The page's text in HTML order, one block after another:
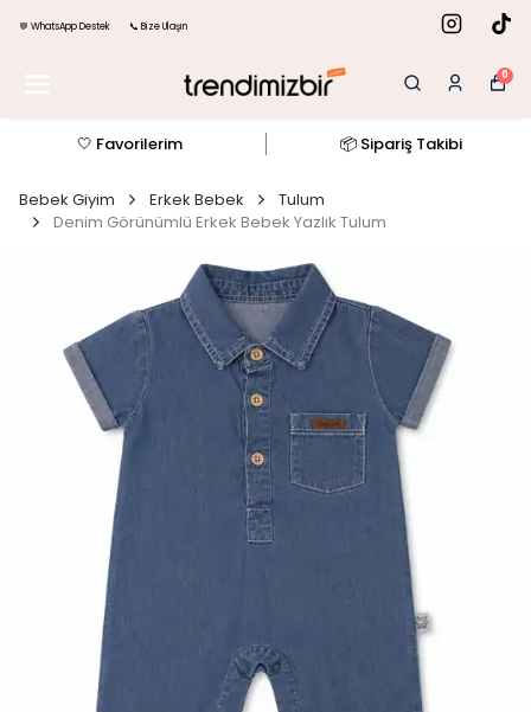
💬 WhatsApp Destek 📞 Bize Ulaşın
0
🤍 Favorilerim 📦 Sipariş Takibi
Bebek Giyim Erkek Bebek
Tulum
Denim Görünümlü Erkek Bebek Yazlık Tulum